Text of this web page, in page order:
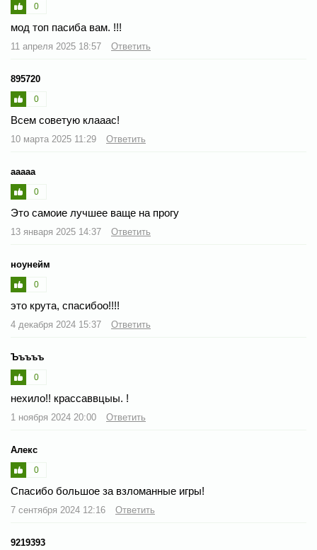
0
мод топ пасиба вам. !!!
11 апреля 2025 18:57 Ответить
895720
0
Всем советую клааас!
10 марта 2025 11:29 Ответить
ааааа
0
Это самоие лучшее ваще на прогу
13 января 2025 14:37 Ответить
ноунейм
0
это крута, спасибоо!!!!
4 декабря 2024 15:37 Ответить
Ъъъъъ
0
нехило!! крассаввцыы. !
1 ноября 2024 20:00 Ответить
Алекс
0
Спасибо большое за взломанные игры!
7 сентября 2024 12:16 Ответить
9219393